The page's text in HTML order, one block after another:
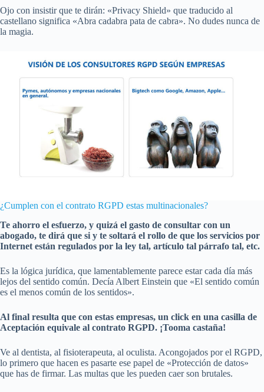
Ojo con insistir que te dirán: «Privacy Shield» que traducido al
castellano significa «Abra cadabra pata de cabra». No dudes nunca de
la magia.
¿Cumplen con el contrato RGPD estas multinacionales?
Te ahorro el esfuerzo, y quizá el gasto de consultar con un
abogado, te dirá que si y te soltará el rollo de que los servicios por
Internet están regulados por la ley tal, artículo tal párrafo tal, etc.
Es la lógica jurídica, que lamentablemente parece estar cada día más
lejos del sentido común. Decía Albert Einstein que «El sentido común
es el menos común de los sentidos».
Al final resulta que con estas empresas, un click en una casilla de
Aceptación equivale al contrato RGPD. ¡Tooma castaña!
Ve al dentista, al fisioterapeuta, al oculista. Acongojados por el RGPD,
lo primero que hacen es pasarte ese papel de «Protección de datos»
que has de firmar. Las multas que les pueden caer son brutales.